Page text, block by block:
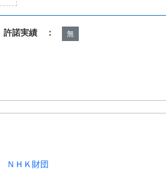
許諾実績 ： 無
ＮＨＫ財団